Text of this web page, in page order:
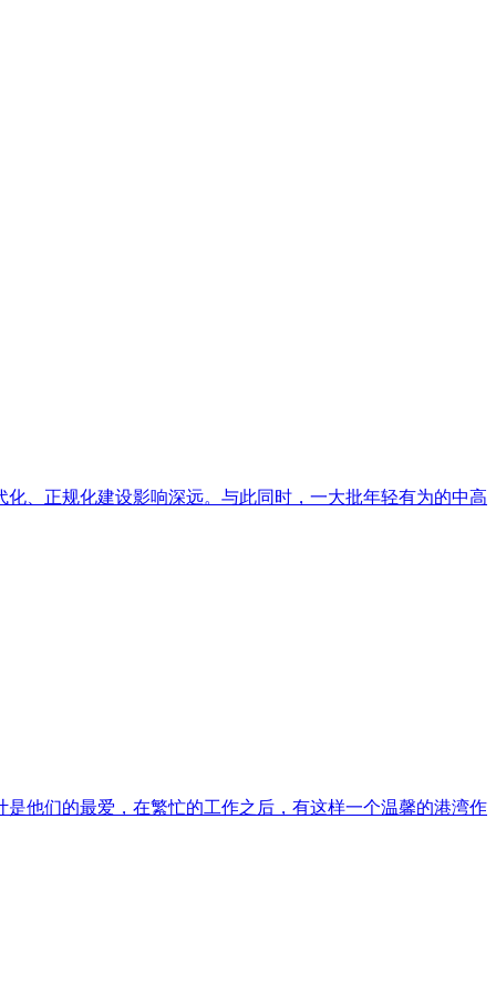
、正规化建设影响深远。与此同时，一大批年轻有为的中高
他们的最爱，在繁忙的工作之后，有这样一个温馨的港湾作